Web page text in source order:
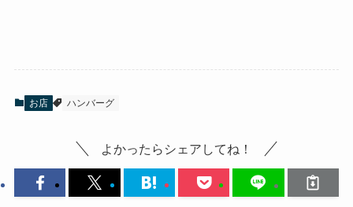
お店 ハンバーグ
よかったらシェアしてね！